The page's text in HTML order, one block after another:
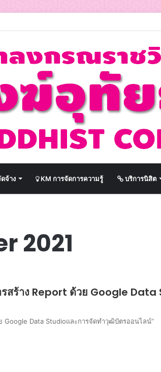
จ้าง KM การจัดการความรู้ บริการนิสิต
2021
สร้าง Report ด้วย Google
Google Data Studioและการจัดทำวุฒิบัตรออนไลน์”